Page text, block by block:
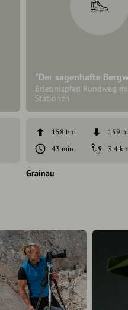
"Der sagenhafte
Erlebnispfad Rundweg
Stationen
158 hm
159
43 min
3,4
Grainau